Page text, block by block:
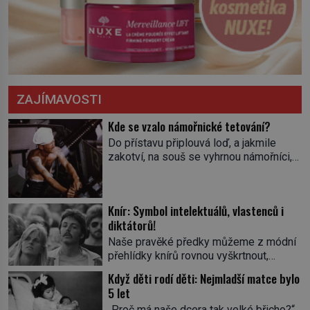
ZAJÍMAVOSTI
Kde se vzalo námořnické tetování?
Do přístavu připlouvá loď, a jakmile
zakotví, na souš se vyhrnou námořníci,
potetované paže. Námořnická kérka je
totiž něco jako uniforma. Tetování jako
takové má velmi hlubokou minulost.
Tetovaný je už pračlověk Ötzi, který
Knír: Symbol intelektuálů, vlastenců i
diktátorů!
Naše pravěké předky můžeme z módní
přehlídky knírů rovnou vyškrtnout,
jedním z nejstarších knírů musíme až do
starověkého Egypta. Najdeme ho na
Když děti rodí děti: Nejmladší matce bylo
5 let